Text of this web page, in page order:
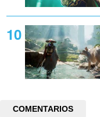
COMENTARIOS